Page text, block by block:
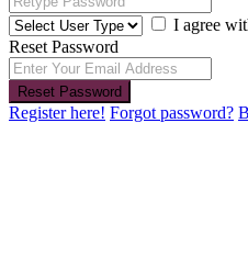
I agree
Reset Password
Reset Password
Register here! Forgot password?